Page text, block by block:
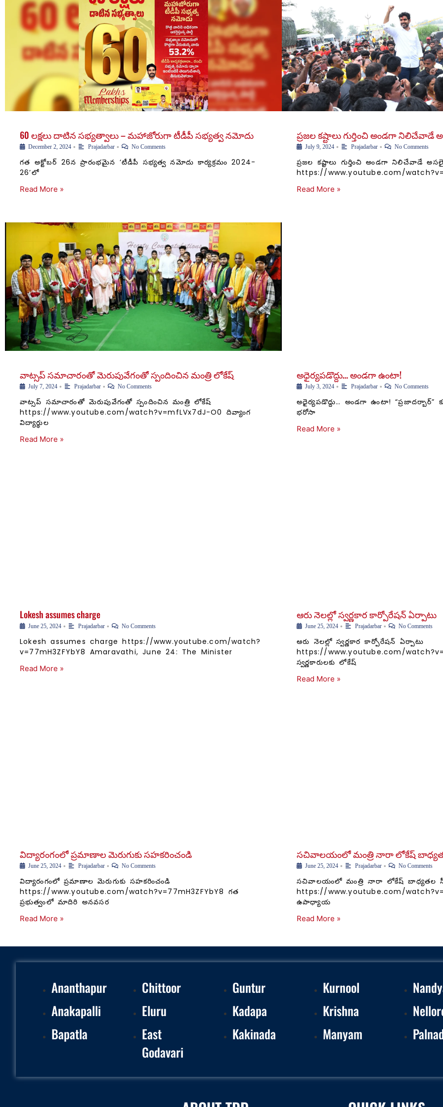
60 లక్షలు దాటిన సభ్యత్వాలు – మహాజోరుగా టీడీపీ సభ్యత్వ నమోదు
December 2, 2024 • Prajadarbar • No Comments
గత అక్టోబర్ 26న ప్రారంభమైన ‘టీడీపీ సభ్యత్వ నమోదు కార్యక్రమం 2024-
26’లో
Read More »
ప్రజల కష్టాలు గుర్తించి అండగా
July 9, 2024 • Prajadarbar • No Comments
ప్రజల కష్టాలు గుర్తించి అండగా నిలిచేవాడే
https://www.youtube.com/
Read More »
వాట్సప్ సమాచారంతో మెరుపువేగంతో స్పందించిన మంత్రి లోకేష్
July 7, 2024 • Prajadarbar • No Comments
వాట్సప్ సమాచారంతో మెరుపువేగంతో స్పందించిన మంత్రి లోకేష్
https://www.youtube.com/watch?v=mfLVx7dJ-O0 దివ్యాంగ
విద్యార్థుల
Read More »
అధైర్యపడొద్దు… అండగా ఉంటా!
July 3, 2024 • Prajadarbar • No Comments
అధైర్యపడొద్దు… అండగా ఉంటా! “ప్రజాదర్బార్”
భరోసా
Read More »
Lokesh assumes charge
June 25, 2024 • Prajadarbar • No Comments
Lokesh assumes charge https://www.youtube.com/watch?
v=77mH3ZFYbY8 Amaravathi, June 24: The Minister
Read More »
ఆరు నెలల్లో స్వర్ణకార కార్పోరేషన్ ఏర్పాటు
June 25, 2024 • Prajadarbar • No Comments
ఆరు నెలల్లో స్వర్ణకార కార్పోరేషన్ ఏర్పాటు
https://www.youtube.com/
స్వర్ణకారులకు లోకేష్
Read More »
విద్యారంగంలో ప్రమాణాల మెరుగుకు సహకరించండి
June 25, 2024 • Prajadarbar • No Comments
విద్యారంగంలో ప్రమాణాల మెరుగుకు సహకరించండి
https://www.youtube.com/watch?v=77mH3ZFYbY8 గత
ప్రభుత్వంలో మాదిరి అనవసర
Read More »
సచివాలయంలో మంత్రి నారా లోకేష్
June 25, 2024 • Prajadarbar • No Comments
సచివాలయంలో మంత్రి నారా లోకేష్ బాధ్యతల
https://www.youtube.com/
ఉపాధ్యాయ
Read More »
Ananthapur
Anakapalli
Bapatla
Chittoor
Eluru
East
Godavari
Guntur
Kadapa
Kakinada
Kurnool
Krishna
Manyam